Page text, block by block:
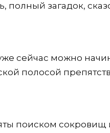
полный загадок,
сейчас можно
полосой
поиском сокровищ